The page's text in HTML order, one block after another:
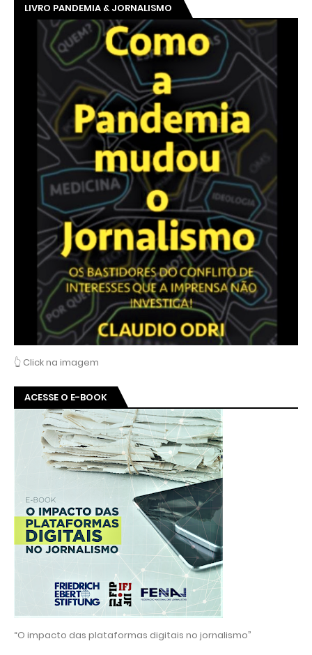
LIVRO PANDEMIA & JORNALISMO
👆 Click na imagem
ACESSE O E-BOOK
“O impacto das plataformas digitais no jornalismo”